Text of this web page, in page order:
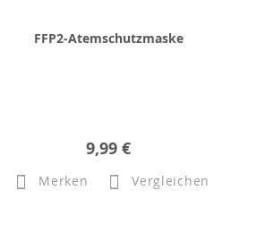
FFP2-Atemschutzmaske
9,99 €
Merken Vergleichen